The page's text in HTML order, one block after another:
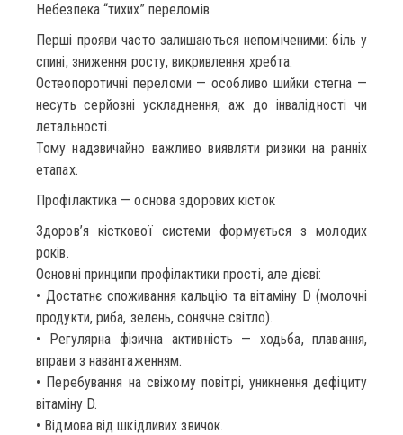
Небезпека “тихих” переломів
Перші прояви часто залишаються непоміченими: біль у
спині, зниження росту, викривлення хребта.
Остеопоротичні переломи — особливо шийки стегна —
несуть серйозні ускладнення, аж до інвалідності чи
летальності.
Тому надзвичайно важливо виявляти ризики на ранніх
етапах.
Профілактика — основа здорових кісток
Здоров’я кісткової системи формується з молодих
років.
Основні принципи профілактики прості, але дієві:
• Достатнє споживання кальцію та вітаміну D (молочні
продукти, риба, зелень, сонячне світло).
• Регулярна фізична активність — ходьба, плавання,
вправи з навантаженням.
• Перебування на свіжому повітрі, уникнення дефіциту
вітаміну D.
• Відмова від шкідливих звичок.